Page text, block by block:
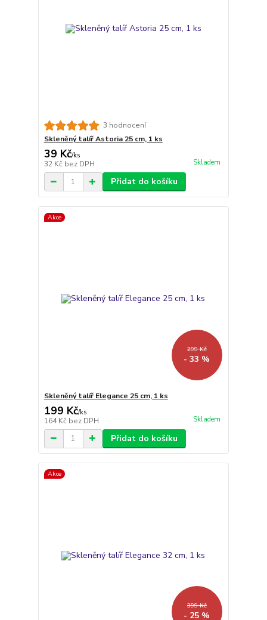
3 hodnocení
Skleněný talíř Astoria 25 cm, 1 ks
39 Kč/ks
32 Kč bez DPH Skladem
Přidat do košíku
Akce
299 Kč
- 33 %
Skleněný talíř Elegance 25 cm, 1 ks
199 Kč/ks
164 Kč bez DPH Skladem
Přidat do košíku
Akce
399 Kč
- 25 %